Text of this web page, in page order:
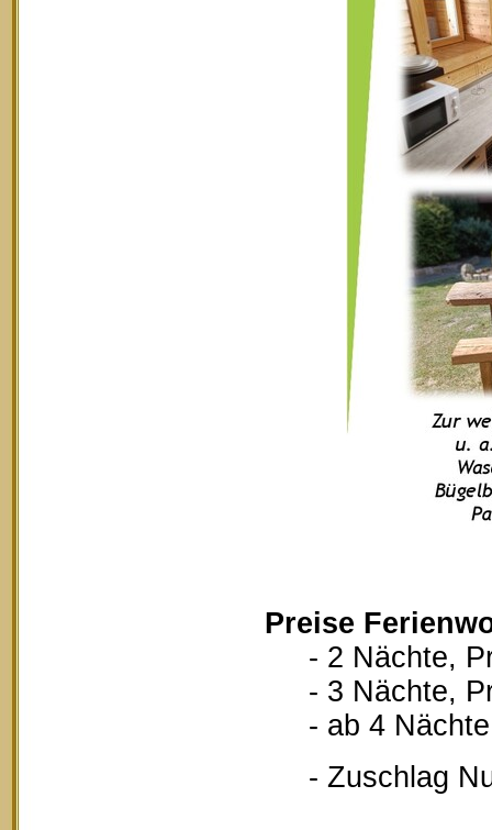
Preise
- 2 Nächte,
- 3 Nächte,
- ab 4 Nächte,
- Zuschlag